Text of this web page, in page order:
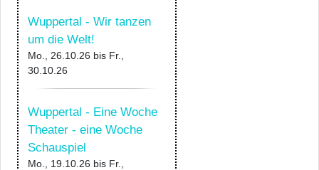
Wuppertal - Wir tanzen
um die Welt!
Mo., 26.10.26 bis Fr.,
30.10.26
Wuppertal - Eine Woche
Theater - eine Woche
Schauspiel
Mo., 19.10.26 bis Fr.,